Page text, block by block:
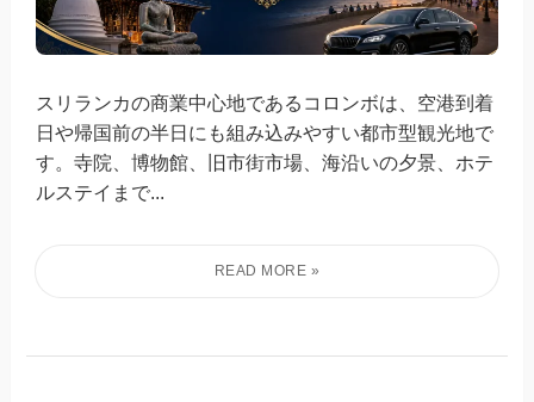
スリランカの商業中心地であるコロンボは、空港到着
日や帰国前の半日にも組み込みやすい都市型観光地で
す。寺院、博物館、旧市街市場、海沿いの夕景、ホテ
ルステイまで...